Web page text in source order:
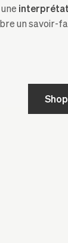
un savoir-